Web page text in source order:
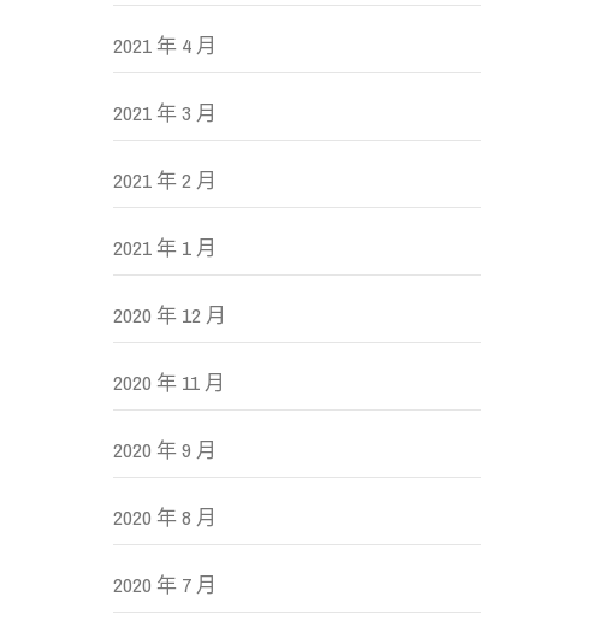
2021 年 4 月
2021 年 3 月
2021 年 2 月
2021 年 1 月
2020 年 12 月
2020 年 11 月
2020 年 9 月
2020 年 8 月
2020 年 7 月